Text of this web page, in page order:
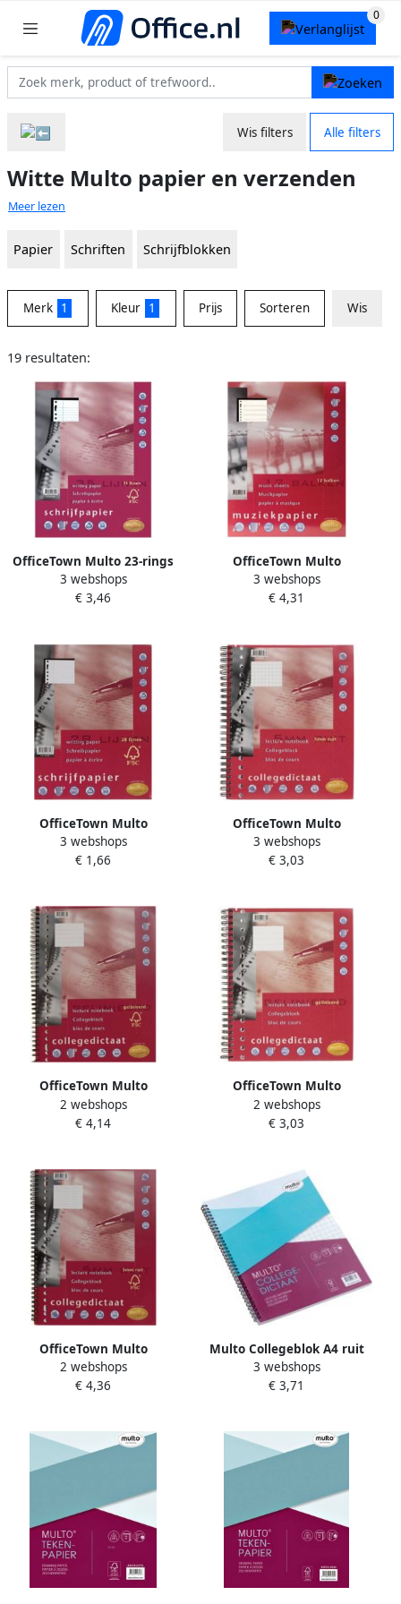
Wis filters Alle filters
Witte Multo papier en verzenden
Meer lezen
Papier Schriften Schrijfblokken
Merk 1 Kleur 1 Prijs Sorteren Wis
19 resultaten:
OfficeTown Multo 23-rings
schrijfpapier van 100 vel
gelijnd
3 webshops
€ 3,46
OfficeTown Multo
muziekpapier voor ft A4 23-
gaatsperforatie
3 webshops
€ 4,31
OfficeTown Multo
ringbandinterieur voor ft
A5 28 lijnen met kantlijn
3 webshops
€ 1,66
OfficeTown Multo
collegedictaat ft 16 5 x 21
cm geruit 5 mm 17-
3 webshops
€ 3,03
OfficeTown Multo
collegedictaat ft A4 gelijnd
23-gaatsperforatie
2 webshops
€ 4,14
OfficeTown Multo
collegedictaat ft 16 5 x 21
cm gelijnd 17-
2 webshops
€ 3,03
OfficeTown Multo
collegedictaat ft A4 geruit 5
mm 23-gaatsperforatie
2 webshops
€ 4,36
Multo Collegeblok A4 ruit
10x10mm 23-gaats 160
pagina's 80gr wit
3 webshops
€ 3,71